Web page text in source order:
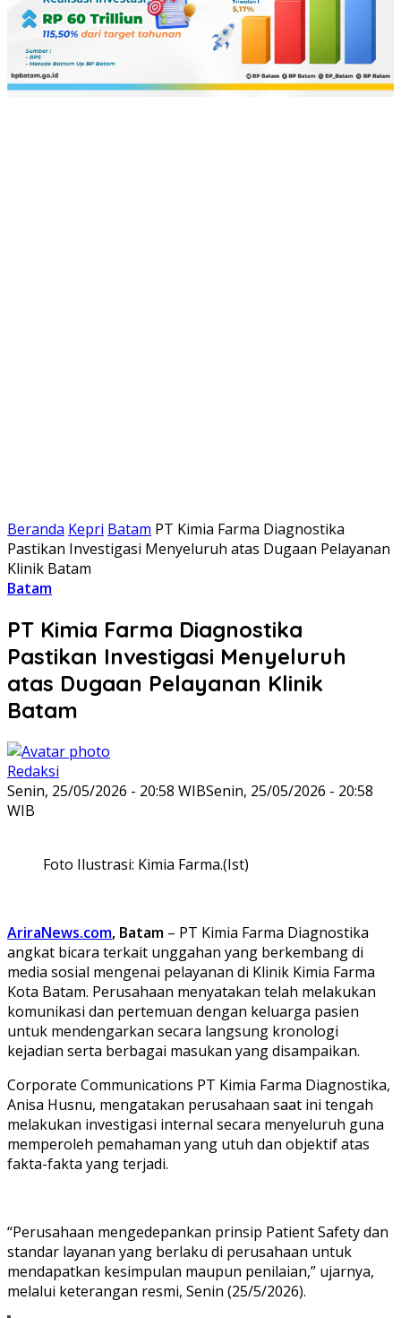
Beranda Kepri Batam PT Kimia Farma Diagnostika
Pastikan Investigasi Menyeluruh atas Dugaan Pelayanan
Klinik Batam
Batam
PT Kimia Farma Diagnostika
Pastikan Investigasi Menyeluruh
atas Dugaan Pelayanan Klinik
Batam
Redaksi
Senin, 25/05/2026 - 20:58 WIBSenin, 25/05/2026 - 20:58
WIB
Foto Ilustrasi: Kimia Farma.(Ist)
AriraNews.com, Batam – PT Kimia Farma Diagnostika
angkat bicara terkait unggahan yang berkembang di
media sosial mengenai pelayanan di Klinik Kimia Farma
Kota Batam. Perusahaan menyatakan telah melakukan
komunikasi dan pertemuan dengan keluarga pasien
untuk mendengarkan secara langsung kronologi
kejadian serta berbagai masukan yang disampaikan.
Corporate Communications PT Kimia Farma Diagnostika,
Anisa Husnu, mengatakan perusahaan saat ini tengah
melakukan investigasi internal secara menyeluruh guna
memperoleh pemahaman yang utuh dan objektif atas
fakta-fakta yang terjadi.
“Perusahaan mengedepankan prinsip Patient Safety dan
standar layanan yang berlaku di perusahaan untuk
mendapatkan kesimpulan maupun penilaian,” ujarnya,
melalui keterangan resmi, Senin (25/5/2026).